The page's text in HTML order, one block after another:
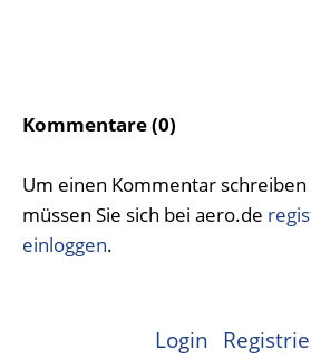
Kommentare (0)
Um einen Kommentar schreiben
müssen Sie sich bei aero.de
einloggen.
Login